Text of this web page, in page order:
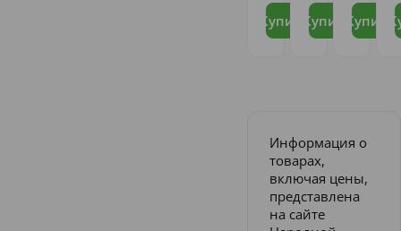
Купить Купить Купить
Информация о
товарах,
включая цены,
представлена
на сайте